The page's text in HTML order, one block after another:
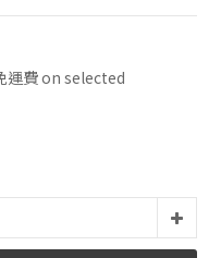
運費 on selected